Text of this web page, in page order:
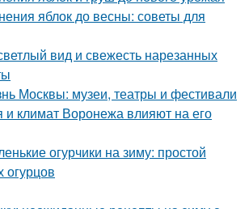
яблок до весны: советы для
вид и свежесть нарезанных
Москвы: музеи, театры и фестивали
и климат Воронежа влияют на его
огурчики на зиму: простой
огурцов